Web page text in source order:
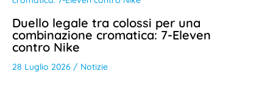
Duello legale tra colossi per una
combinazione cromatica: 7-Eleven
contro Nike
28 Luglio 2026 / Notizie